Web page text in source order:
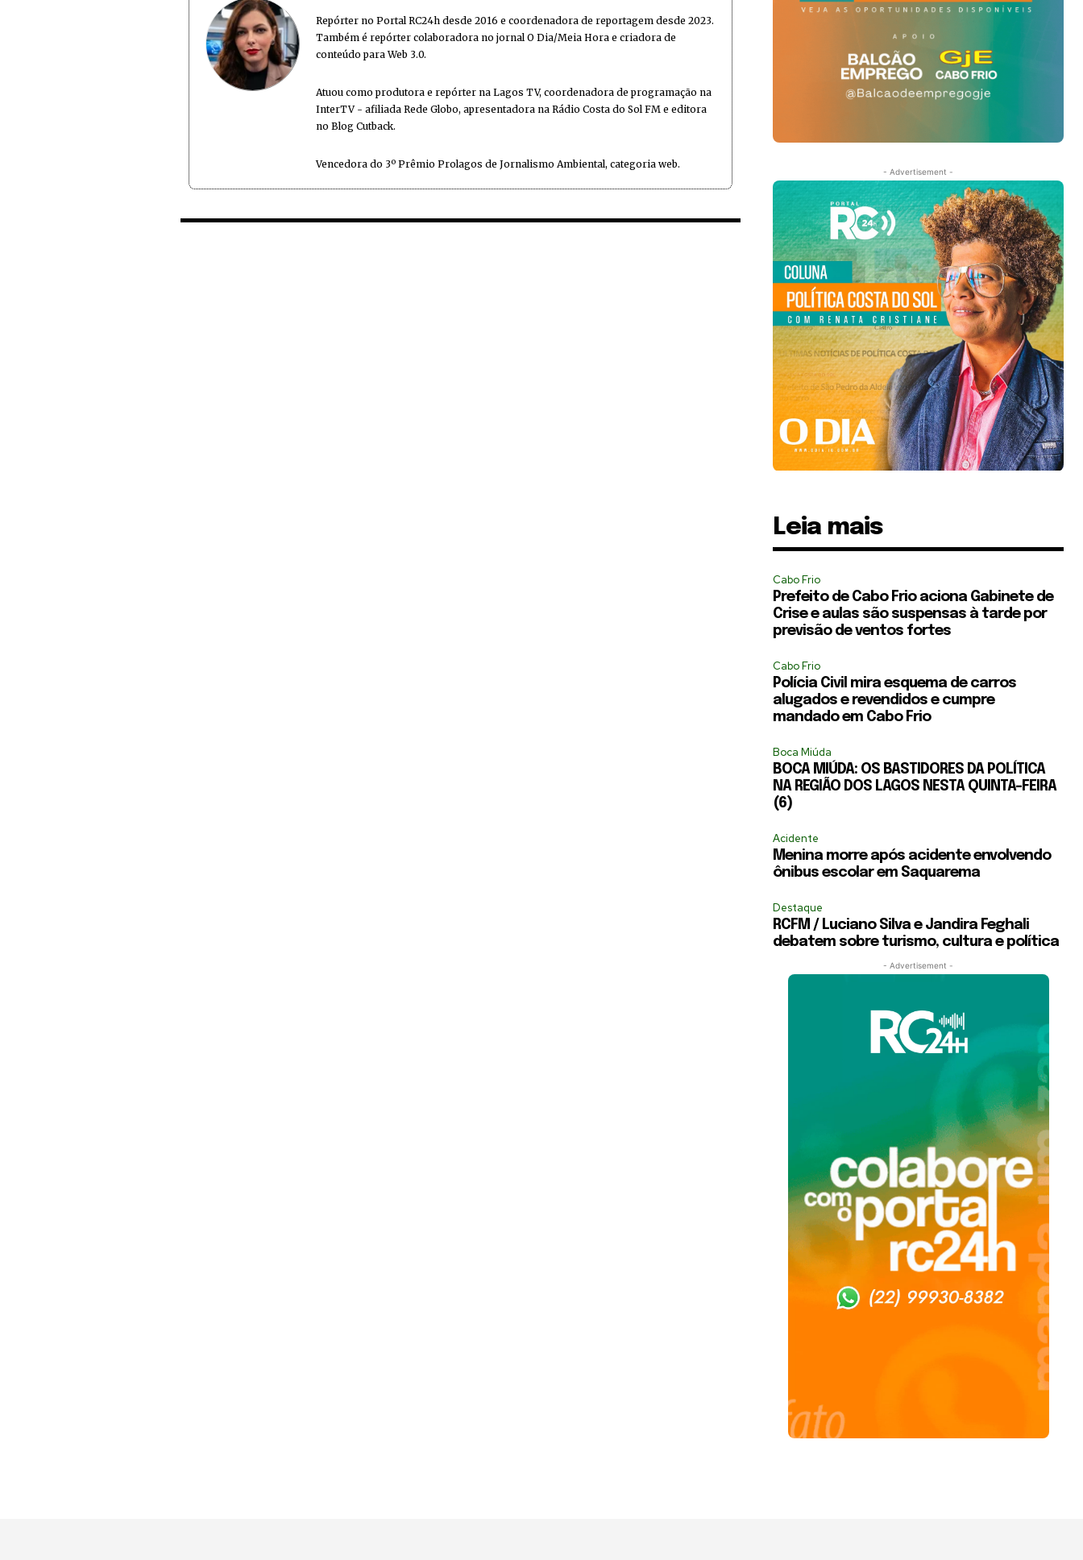
Repórter no Portal RC24h desde 2016 e coordenadora de reportagem desde 2023.
Também é repórter colaboradora no jornal O Dia/Meia Hora e criadora de
conteúdo para Web 3.0.
Atuou como produtora e repórter na Lagos TV, coordenadora de programação na
InterTV - afiliada Rede Globo, apresentadora na Rádio Costa do Sol FM e editora
no Blog Cutback.
Vencedora do 3º Prêmio Prolagos de Jornalismo Ambiental, categoria web.
- Advertisement -
Leia mais
Cabo Frio
Prefeito de Cabo Frio aciona Gabinete de
Crise e aulas são suspensas à tarde por
previsão de ventos fortes
Cabo Frio
Polícia Civil mira esquema de carros
alugados e revendidos e cumpre
mandado em Cabo Frio
Boca Miúda
BOCA MIÚDA: OS BASTIDORES DA POLÍTICA
NA REGIÃO DOS LAGOS NESTA QUINTA-FEIRA
(6)
Acidente
Menina morre após acidente envolvendo
ônibus escolar em Saquarema
Destaque
RCFM / Luciano Silva e Jandira Feghali
debatem sobre turismo, cultura e política
- Advertisement -